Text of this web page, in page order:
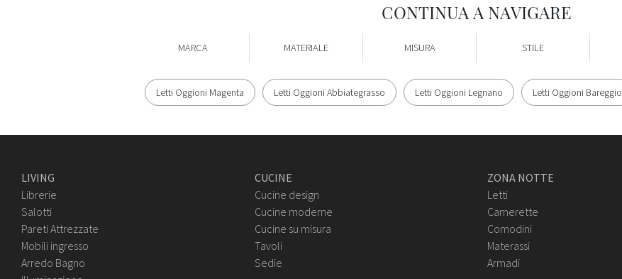
CONTINUA A NAVIGARE
MARCA MATERIALE MISURA STILE
Letti Oggioni Magenta Letti Oggioni Abbiategrasso Letti Oggioni Legnano Letti Oggioni Bareggio
LIVING
Librerie
Salotti
Pareti Attrezzate
Mobili ingresso
Arredo Bagno
CUCINE
Cucine design
Cucine moderne
Cucine su misura
Tavoli
Sedie
ZONA NOTTE
Letti
Camerette
Comodini
Materassi
Armadi